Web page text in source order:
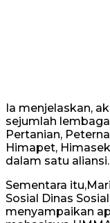
Ia menjelaskan,
sejumlah
Pertanian,
Himapet,
dalam satu aliansi.
Sementara
Sosial Dinas
menyampaikan